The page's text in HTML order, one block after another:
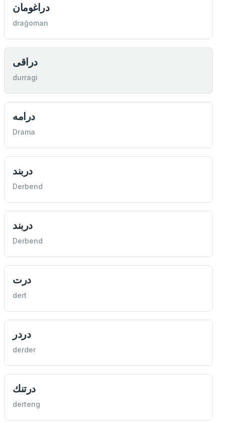
دراغومان
drağoman
دراقی
durragi
درامه
Drama
دربند
Derbend
دربند
Derbend
درت
dert
دردر
derder
درتنك
derteng